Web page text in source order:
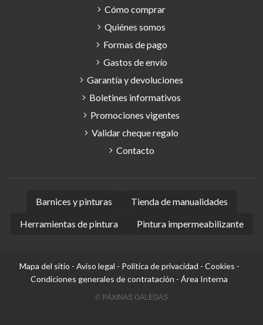
Cómo comprar
Quiénes somos
Formas de pago
Gastos de envío
Garantía y devoluciones
Boletines informativos
Promociones vigentes
Validar cheque regalo
Contacto
Barnices y pinturas
Tienda de manualidades
Herramientas de pintura
Pintura impermeabilizante
Mapa del sitio - Aviso legal - Política de privacidad - Cookies -
Condiciones generales de contratación - Área Interna
© PÁXINAS GALEGAS